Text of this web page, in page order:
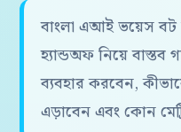
বাংলা এআই ভয়েস বট
হ্যান্ডঅফ নিয়ে
ব্যবহার করবেন,
এড়াবেন এবং কোন